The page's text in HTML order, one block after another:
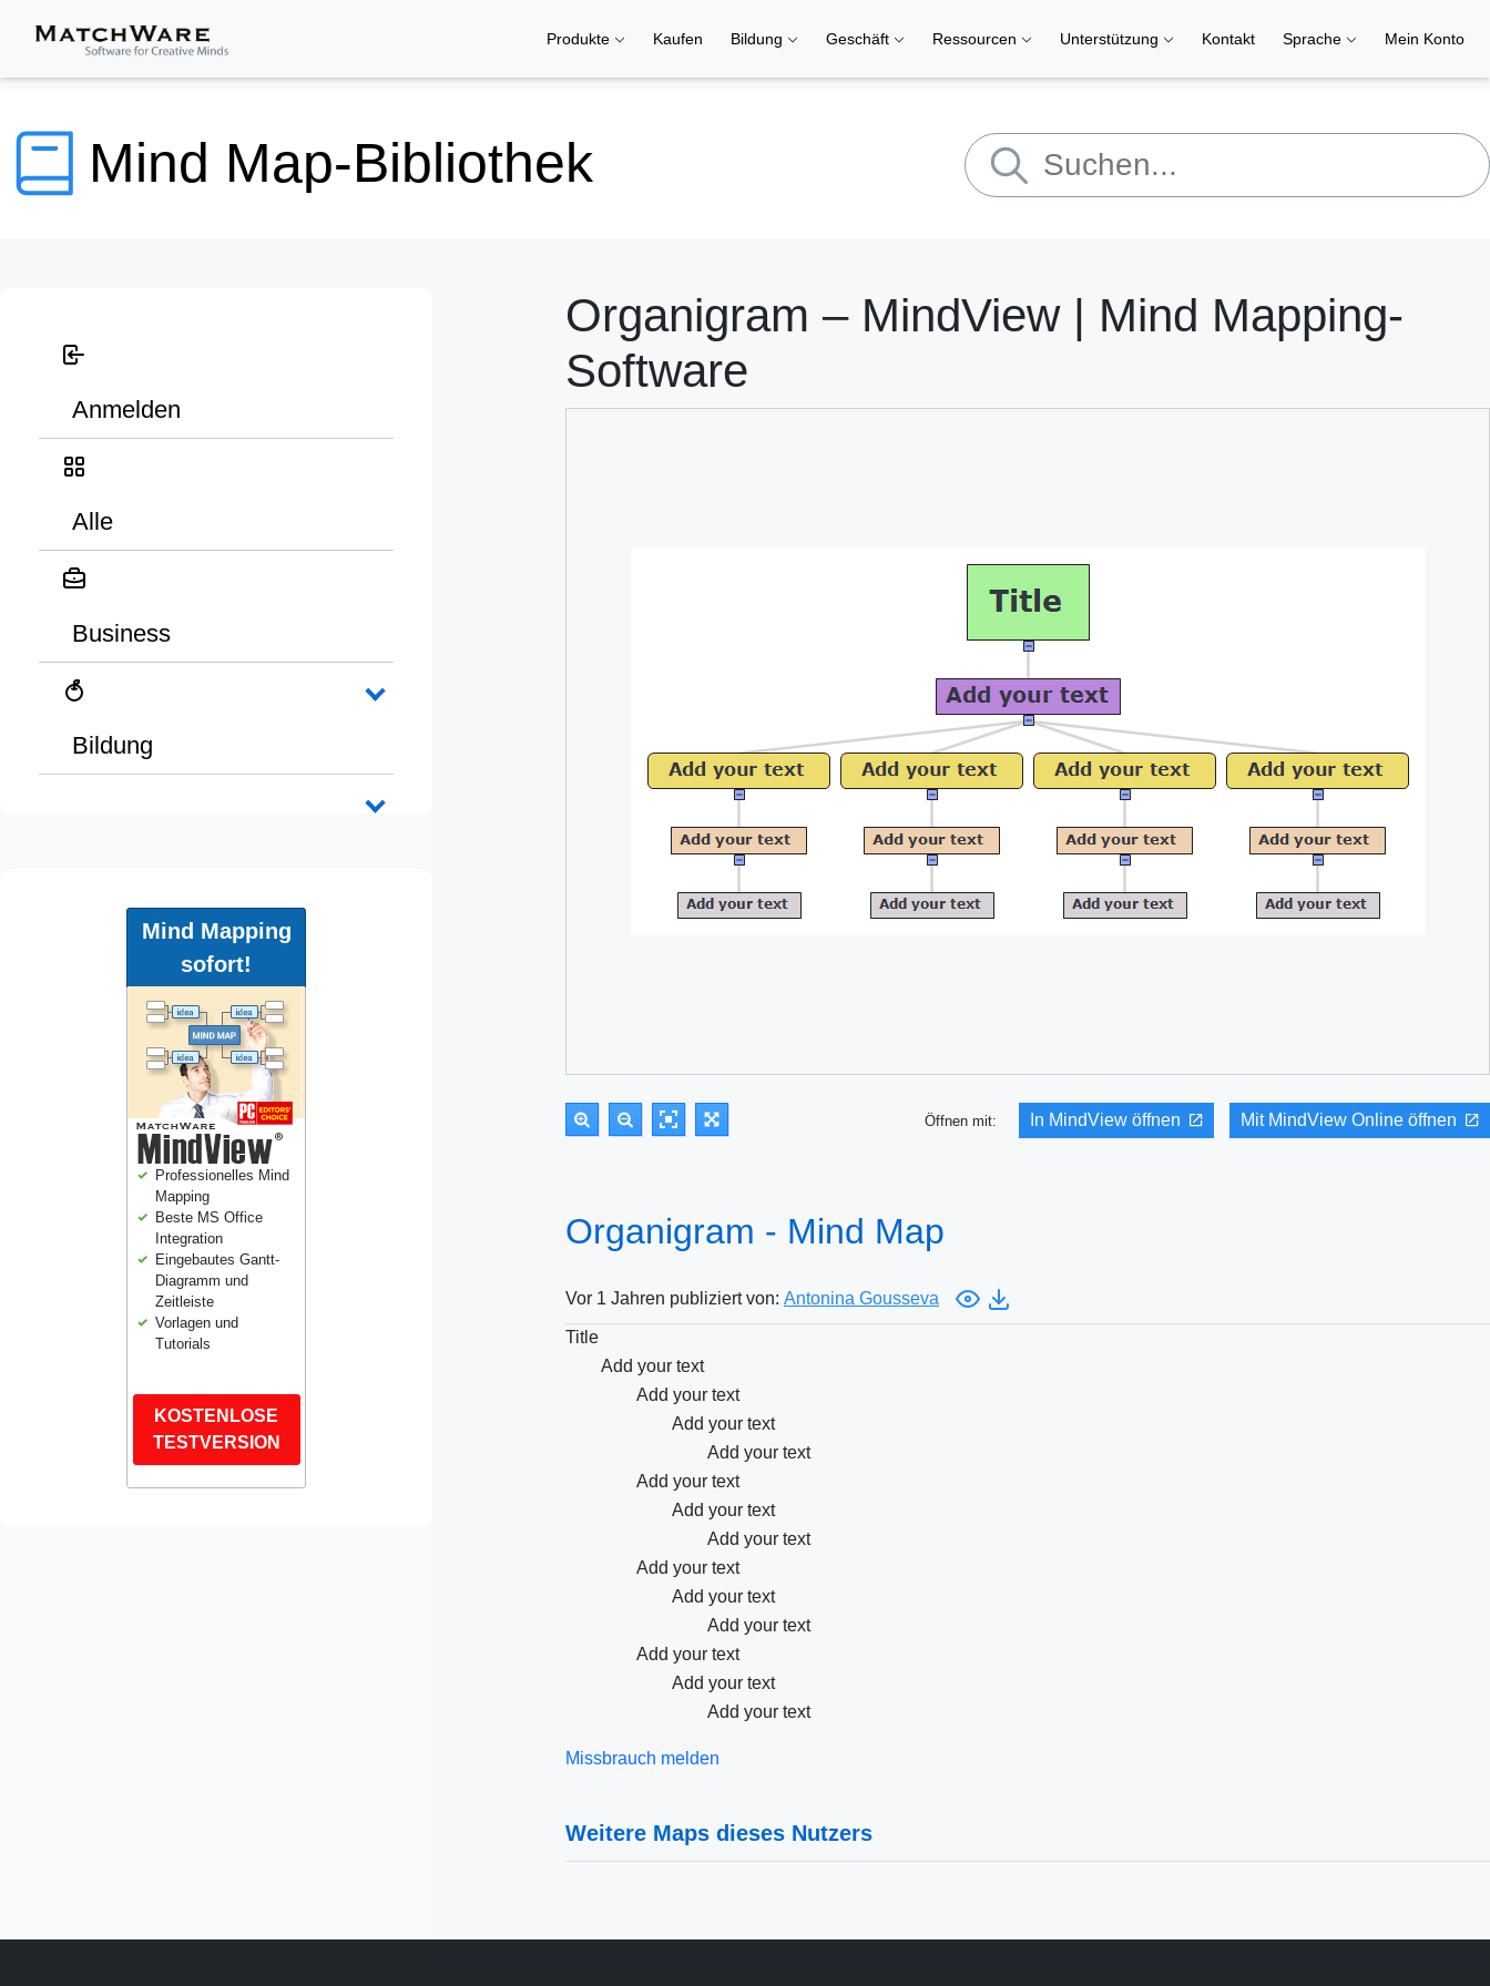
Produkte Kaufen Bildung Geschäft Ressourcen Unterstützung Kontakt Sprache Mein Konto
Mind Map-Bibliothek
Anmelden
Alle
Business
Bildung
Mind Mapping
sofort!
Professionelles Mind
Mapping
Beste MS Office
Integration
Eingebautes Gantt-
Diagramm und
Zeitleiste
Vorlagen und
Tutorials
KOSTENLOSE
TESTVERSION
Organigram – MindView | Mind Mapping-
Software
Öffnen mit: In MindView öffnen Mit MindView Online öffnen
Organigram - Mind Map
Vor 1 Jahren publiziert von: Antonina Gousseva
Title
Add your text
Add your text
Add your text
Add your text
Add your text
Add your text
Add your text
Add your text
Add your text
Add your text
Add your text
Add your text
Add your text
Missbrauch melden
Weitere Maps dieses Nutzers